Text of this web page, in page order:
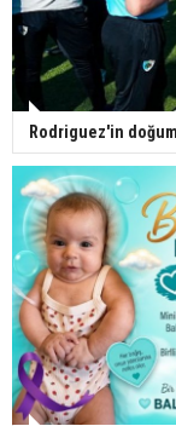
Rodriguez'in